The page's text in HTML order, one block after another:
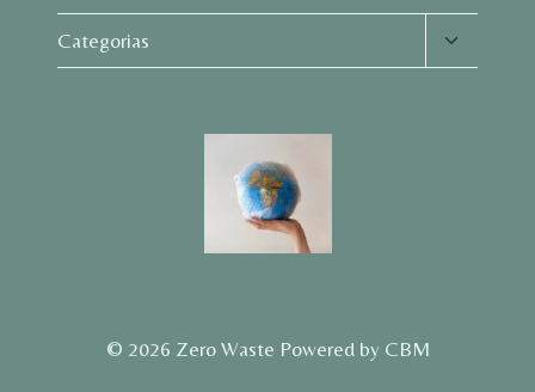
Categorias
Alternar
menú
© 2026 Zero Waste Powered by CBM